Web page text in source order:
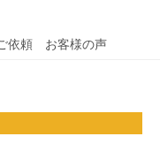
依頼 お客様の声